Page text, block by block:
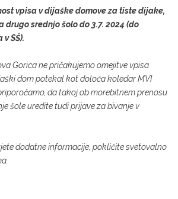
vpisa v dijaške domove za tiste dijake,
drugo srednjo šolo do 3.7. 2024 (do
v SŠ).
Gorica ne pričakujemo omejitve vpisa
dom potekal kot določa koledar MVI
da takoj ob morebitnem prenosu
šole uredite tudi prijave za bivanje v
dodatne informacije, pokličite svetovalno